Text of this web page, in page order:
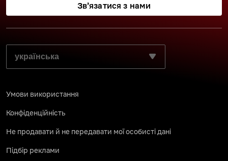
Зв’язатися з нами
ВИБЕРІТЬ БАЖАНУ МОВУ:
Умови використання
Конфіденційність
Не продавати й не передавати мої особисті дані
Підбір реклами